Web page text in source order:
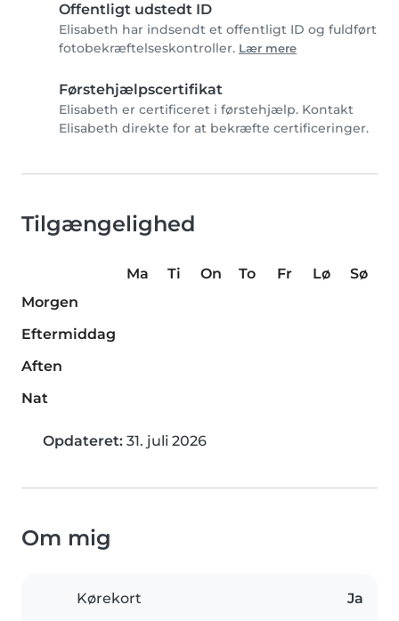
Offentligt udstedt ID
Elisabeth har indsendt et offentligt ID og fuldført
fotobekræftelseskontroller. Lær mere
Førstehjælpscertifikat
Elisabeth er certificeret i førstehjælp. Kontakt
Elisabeth direkte for at bekræfte certificeringer.
Tilgængelighed
Ma Ti On To Fr Lø
Sø
Morgen
Eftermiddag
Aften
Nat
Opdateret: 31. juli 2026
Om mig
Kørekort Ja